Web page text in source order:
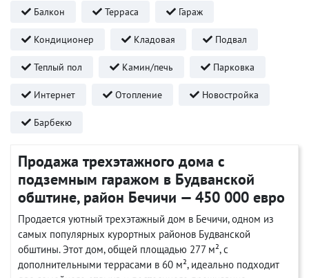
Балкон Терраса Гараж
Кондиционер Кладовая Подвал
Теплый пол Камин/печь Парковка
Интернет Отопление Новостройка
Барбекю
Продажа трехэтажного дома с
подземным гаражом в Будванской
обштине, район Бечичи — 450 000 евро
Продается уютный трехэтажный дом в Бечичи, одном из
самых популярных курортных районов Будванской
обштины. Этот дом, общей площадью 277 м², с
дополнительными террасами в 60 м², идеально подходит